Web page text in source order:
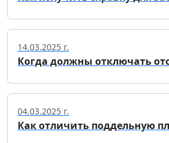
14.03.2025 г.
Когда должны отключать
04.03.2025 г.
Как отличить поддельную